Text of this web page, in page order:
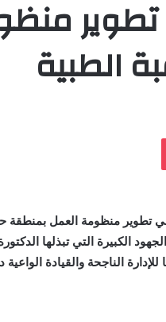
الطبية
بوكيت
منظومة العمل بمنطقة
الكبيرة التي تبذلها
الناجحة والقيادة